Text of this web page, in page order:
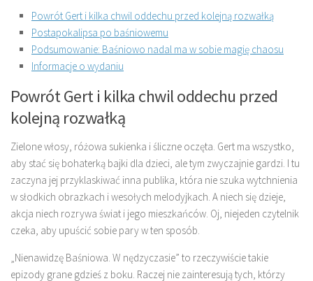
Powrót Gert i kilka chwil oddechu przed kolejną rozwałką
Postapokalipsa po baśniowemu
Podsumowanie: Baśniowo nadal ma w sobie magię chaosu
Informacje o wydaniu
Powrót Gert i kilka chwil oddechu przed
kolejną rozwałką
Zielone włosy, różowa sukienka i śliczne oczęta. Gert ma wszystko,
aby stać się bohaterką bajki dla dzieci, ale tym zwyczajnie gardzi. I tu
zaczyna jej przyklaskiwać inna publika, która nie szuka wytchnienia
w słodkich obrazkach i wesołych melodyjkach. A niech się dzieje,
akcja niech rozrywa świat i jego mieszkańców. Oj, niejeden czytelnik
czeka, aby upuścić sobie pary w ten sposób.
„Nienawidzę Baśniowa. W nędzyczasie” to rzeczywiście takie
epizody grane gdzieś z boku. Raczej nie zainteresują tych, którzy